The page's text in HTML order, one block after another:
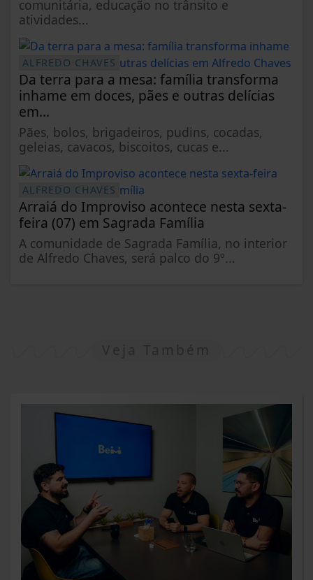
comunitária, educação no trânsito e
atividades...
ALFREDO CHAVES
Da terra para a mesa: família transforma
inhame em doces, pães e outras delícias
em...
Pães, bolos, brigadeiros, pudins, cocadas,
geleias, cavacos, biscoitos, cucas e...
ALFREDO CHAVES
Arraiá do Improviso acontece nesta sexta-
feira (07) em Sagrada Família
A comunidade de Sagrada Família, no interior
de Alfredo Chaves, será palco do 9º...